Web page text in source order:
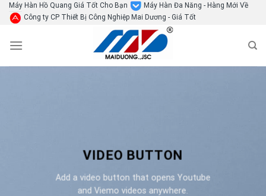
SkipMáy Hàn Hồ Quang Giá Tốt Cho Bạn
Máy Hàn Đa Năng - Hàng Mới Về
Công ty CP Thiết Bị Công Nghiệp Mai Dương - Giá Tốt
VIDEO BUTTON
Add a video button that opens Youtube
and Viemo videos anywhere.